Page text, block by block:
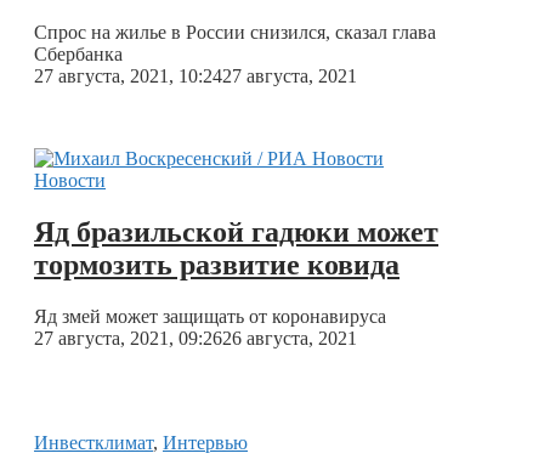
Спрос на жилье в России снизился, сказал глава
Сбербанка
27 августа, 2021, 10:2427 августа, 2021
Новости
Яд бразильской гадюки может
тормозить развитие ковида
Яд змей может защищать от коронавируса
27 августа, 2021, 09:2626 августа, 2021
Инвестклимат, Интервью